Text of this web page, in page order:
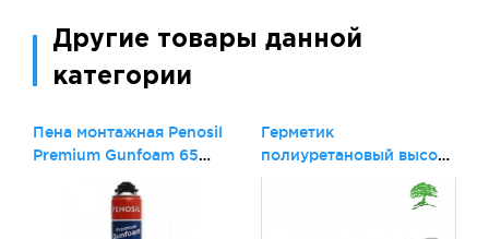
Другие товары данной
категории
Пена монтажная Penosil
Premium Gunfoam 65
Герметик
полиуретановый высоко
модифицированный